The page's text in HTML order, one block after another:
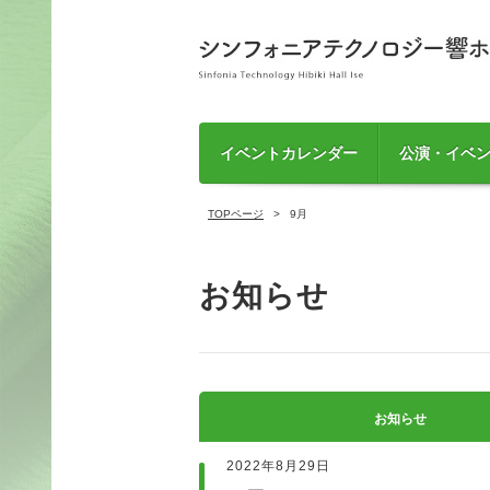
イベントカレンダー 公演・イベ
TOPページ 9月
お知らせ
お知らせ
2022年8月29日